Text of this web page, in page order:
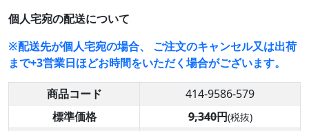
個人宅宛の配送について
※配送先が個人宅宛の場合、 ご注文のキャンセル又は出荷
まで+3営業日ほどお時間をいただく場合がございます。
商品コード
414-9586-579
標準価格
9,340円(税抜)